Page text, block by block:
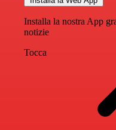
Installa la nostra App
notizie
Tocca